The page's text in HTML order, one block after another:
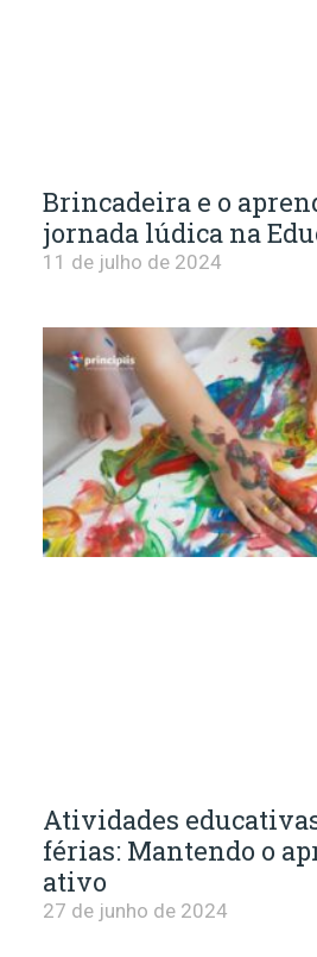
Brincadeira e o
jornada lúdica na
11 de julho de 2024
Atividades
férias: Mantendo o
ativo
27 de junho de 2024